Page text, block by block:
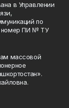
в Управлении
по
номер ПИ № ТУ
массовой